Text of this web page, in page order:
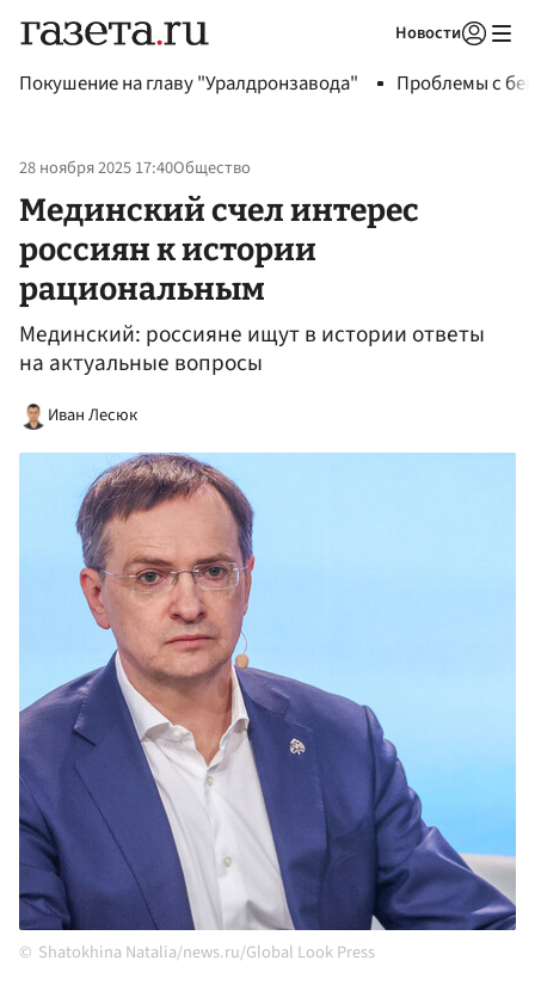
Новости
Покушение на главу "Уралдронзавода" Проблемы с
28 ноября 2025 17:40Общество
Мединский счел интерес
россиян к истории
рациональным
Мединский: россияне ищут в истории ответы
на актуальные вопросы
Иван Лесюк
Shatokhina Natalia/news.ru/Global Look Press